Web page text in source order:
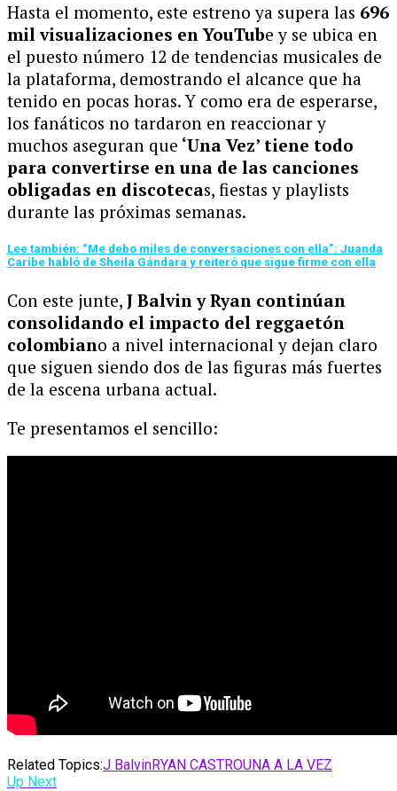
Hasta el momento, este estreno ya supera las 696
mil visualizaciones en YouTube y se ubica en
el puesto número 12 de tendencias musicales de
la plataforma, demostrando el alcance que ha
tenido en pocas horas. Y como era de esperarse,
los fanáticos no tardaron en reaccionar y
muchos aseguran que ‘Una Vez’ tiene todo
para convertirse en una de las canciones
obligadas en discotecas, fiestas y playlists
durante las próximas semanas.
Lee también: “Me debo miles de conversaciones con ella”: Juanda
Caribe habló de Sheila Gándara y reiteró que sigue firme con ella
Con este junte, J Balvin y Ryan continúan
consolidando el impacto del reggaetón
colombiano a nivel internacional y dejan claro
que siguen siendo dos de las figuras más fuertes
de la escena urbana actual.
Te presentamos el sencillo:
Related Topics:J BalvinRYAN CASTROUNA A LA VEZ
Up Next